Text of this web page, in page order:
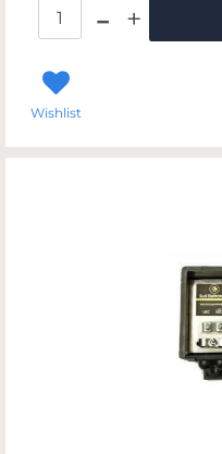
Wishlist